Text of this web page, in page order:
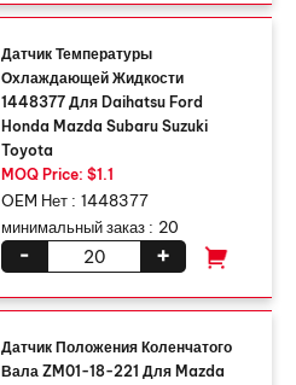
Датчик Температуры
Охлаждающей Жидкости
1448377 Для Daihatsu Ford
Honda Mazda Subaru Suzuki
Toyota
MOQ Price: $1.1
OEM Нет : 1448377
минимальный заказ : 20
+
-
Датчик Положения Коленчатого
Вала ZM01-18-221 Для Mazda